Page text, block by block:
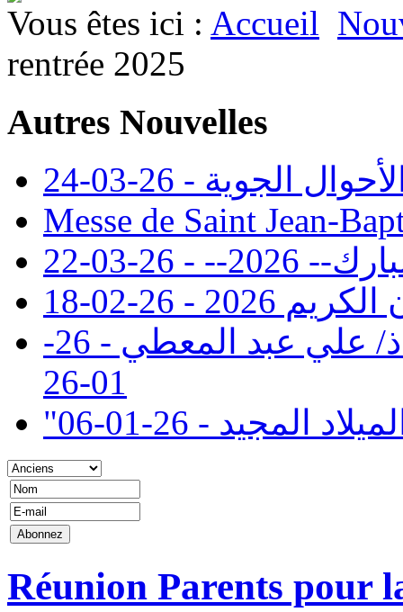
Vous êtes ici : Accueil
rentrée 2025
Autres Nouvelles
الجوية - 26-03-24
Messe de Saint Jean-
- 26-03-22
- 26-02-18
تنعي إدارة كلية سان مارك الاستاذ/ علي عبد المعطي - 26-
01-26
المجيد - 26-01-06
Réunion Parents pour